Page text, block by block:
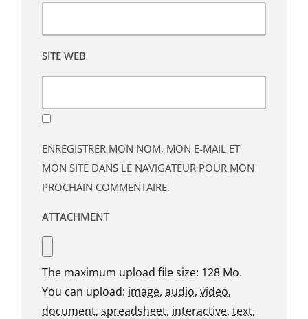
SITE WEB
ENREGISTRER MON NOM, MON E-MAIL ET
MON SITE DANS LE NAVIGATEUR POUR MON
PROCHAIN COMMENTAIRE.
ATTACHMENT
The maximum upload file size: 128 Mo.
You can upload: image, audio, video,
document, spreadsheet, interactive, text,